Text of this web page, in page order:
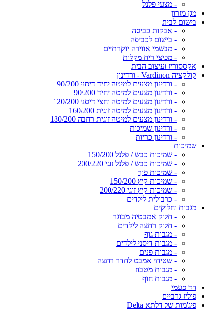
- מצעי פלנל
מגן מזרון
בישום לבית
- אבקות כביסה
- בישום לכביסה
- מבשמי אווירה יוקרתיים
- מפיצי ריח מקלות
אקססוריז ועיצוב הבית
קולקציה Vardinon - ורדינון
- ורדינון מצעים למיטה יחיד דיסני 90/200
- ורדינון מצעים למיטה יחיד 90/200
- ורדינון מצעים למיטה וחצי דיסני 120/200
- ורדינון מצעים למיטה זוגית 160/200
- ורדינון מצעים למיטה זוגית רחבה 180/200
- ורדינון שמיכות
- ורדינון כריות
שמיכות
- שמיכות כבש / פלנל 150/200
- שמיכות כבש / פלנל זוגי 200/220
- שמיכות פוך
- שמיכות קיץ 150/200
- שמיכות קיץ זוגי 200/220
- כרבולית לילדים
מגבות וחלוקים
- חלוק אמבטיה מבוגר
- חלוק רחצה לילדים
- מגבות גוף
- מגבות דיסני לילדים
- מגבות פנים
- שטיחי אמבט לחדר רחצה
- מגבות מטבח
- מגבות חוף
חד פעמי
פוליז גרביים
פיג'מות של דלתא Delta